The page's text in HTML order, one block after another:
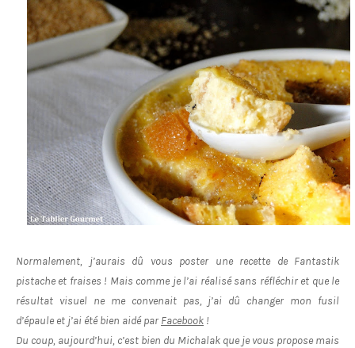
Normalement, j’aurais dû vous poster une recette de Fantastik
pistache et fraises ! Mais comme je l’ai réalisé sans réfléchir et que le
résultat visuel ne me convenait pas, j’ai dû changer mon fusil
d’épaule et j’ai été bien aidé par Facebook !
Du coup, aujourd’hui, c’est bien du Michalak que je vous propose mais